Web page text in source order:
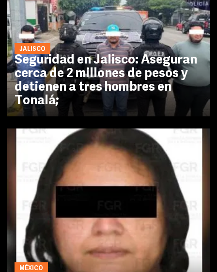
JALISCO
Seguridad en Jalisco: Aseguran
cerca de 2 millones de pesos y
detienen a tres hombres en
Tonalá;
MÉXICO